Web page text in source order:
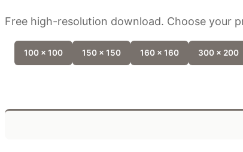
Free high-resolution download. Choose your
100 x 100 150 x 150 160 x 160 300 x 200